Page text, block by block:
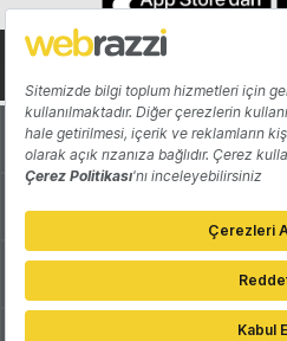
Hakkında
Katkıda Bulun